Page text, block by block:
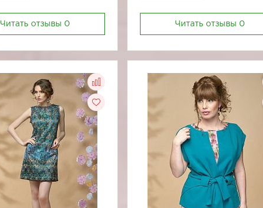
Читать отзывы 0 Читать отзывы 0